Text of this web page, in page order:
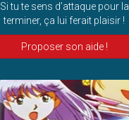
Si tu te sens d’attaque pour la
terminer, ça lui ferait plaisir !
Proposer son aide !